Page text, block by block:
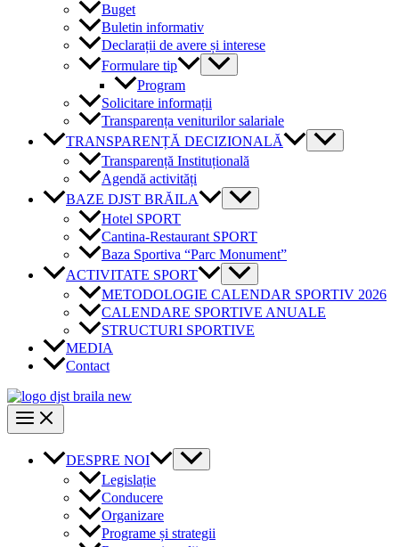
Buget
Buletin informativ
Declarații de avere și interese
Formulare tip
Program
Solicitare informații
Transparența veniturilor salariale
TRANSPARENȚĂ DECIZIONALĂ
Transparență Instituțională
Agendă activități
BAZE DJST BRĂILA
Hotel SPORT
Cantina-Restaurant SPORT
Baza Sportiva “Parc Monument”
ACTIVITATE SPORT
METODOLOGIE CALENDAR SPORTIV 2026
CALENDARE SPORTIVE ANUALE
STRUCTURI SPORTIVE
MEDIA
Contact
DESPRE NOI
Legislație
Conducere
Organizare
Programe și strategii